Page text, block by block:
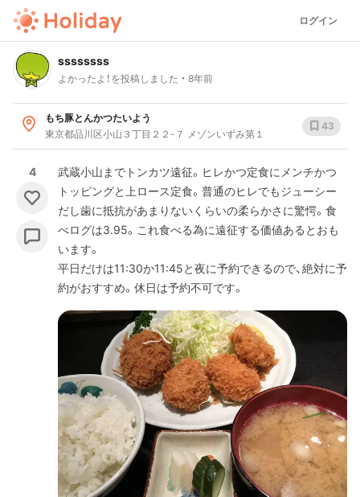
ログイン
ssssssss
よかったよ！を投稿しました 8年前
もち豚とんかつたいよう
東京都品川区小山３丁目２２-７ メゾンいずみ第１
43
4
武蔵小山までトンカツ遠征。ヒレかつ定食にメンチかつ
トッピングと上ロース定食。普通のヒレでもジューシー
だし歯に抵抗があまりないくらいの柔らかさに驚愕。食
べログは3.95。これ食べる為に遠征する価値あるとおも
います。
平日だけは11:30か11:45と夜に予約できるので、絶対に予
約がおすすめ。休日は予約不可です。